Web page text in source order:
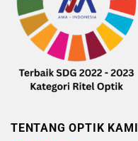
TENTANG OPTIK KAMI